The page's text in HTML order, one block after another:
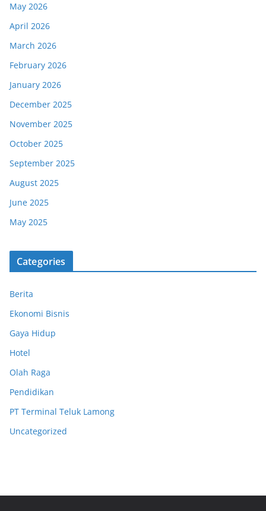
May 2026
April 2026
March 2026
February 2026
January 2026
December 2025
November 2025
October 2025
September 2025
August 2025
June 2025
May 2025
Categories
Berita
Ekonomi Bisnis
Gaya Hidup
Hotel
Olah Raga
Pendidikan
PT Terminal Teluk Lamong
Uncategorized